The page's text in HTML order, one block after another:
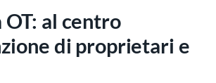
OT: al centro
di proprietari e